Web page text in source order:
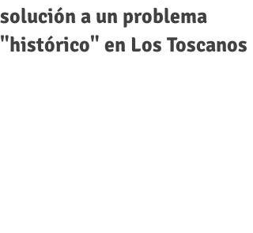
solución a un problema
"histórico" en Los Toscanos